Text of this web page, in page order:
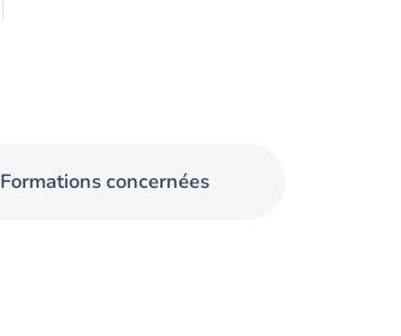
Formations concernées